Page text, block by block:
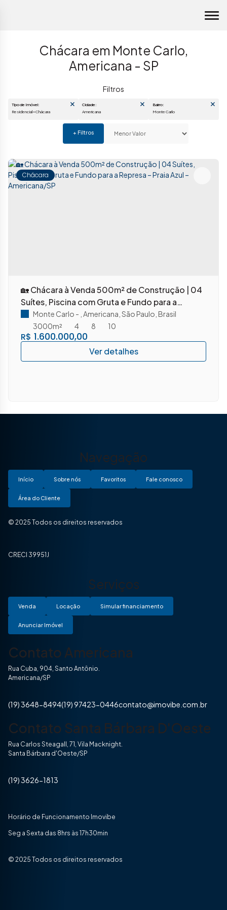
Chácara em Monte Carlo,
Americana - SP
Americana
Chácara
🏡 Chácara à Venda 500m² de Construção | 04
Suítes, Piscina com Gruta e Fundo para a
Represa – Praia Azul – Americana/SP
R$ 1.600.000,00
Monte Carlo Americana São Paulo Brasil
4
8
3000m² 10
Navegação
Início Sobre nós Favoritos Fale conosco
Área do Cliente
© 2025 Todos os direitos reservados
CRECI 39951J
Serviços
Venda Locação Simular financiamento
Anunciar Imóvel
Contato Americana
Rua Cuba, 904, Santo Antônio.
Americana/SP
(19) 3648-8494(19) 97423-0446contato@imovibe.com.br
Contato Santa Bárbara D'Oeste
Rua Carlos Steagall, 71, Vila Macknight.
Santa Bárbara d'Oeste/SP
(19) 3626-1813
Horário de Funcionamento Imovibe
Seg a Sexta das 8hrs às 17h30min
© 2025 Todos os direitos reservados